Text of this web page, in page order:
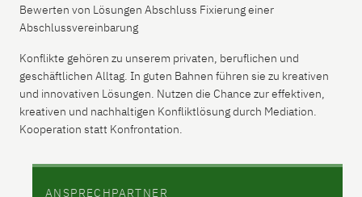
Bewerten von Lösungen Abschluss Fixierung einer
Abschlussvereinbarung
Konflikte gehören zu unserem privaten, beruflichen und
geschäftlichen Alltag. In guten Bahnen führen sie zu kreativen
und innovativen Lösungen. Nutzen die Chance zur effektiven,
kreativen und nachhaltigen Konfliktlösung durch Mediation.
Kooperation statt Konfrontation.
ANSPRECHPARTNER